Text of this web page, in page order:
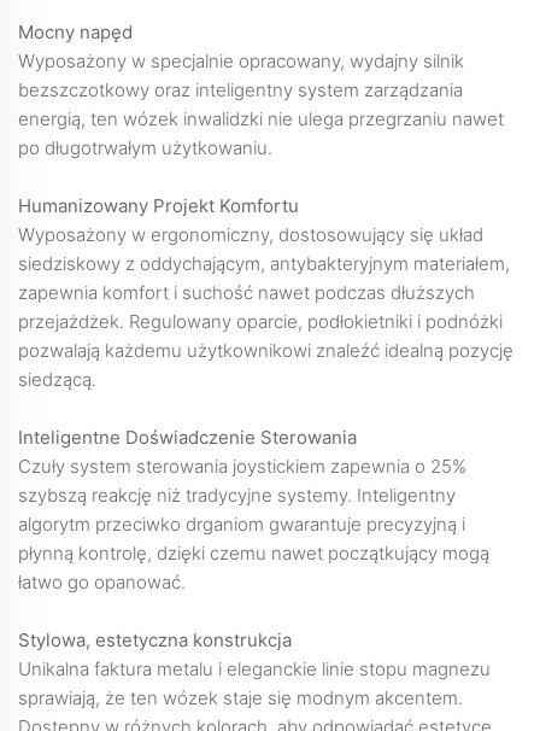
Mocny napęd
Wyposażony w specjalnie opracowany, wydajny silnik
bezszczotkowy oraz inteligentny system zarządzania
energią, ten wózek inwalidzki nie ulega przegrzaniu nawet
po długotrwałym użytkowaniu.
Humanizowany Projekt Komfortu
Wyposażony w ergonomiczny, dostosowujący się układ
siedziskowy z oddychającym, antybakteryjnym materiałem,
zapewnia komfort i suchość nawet podczas dłuższych
przejażdżek. Regulowany oparcie, podłokietniki i podnóżki
pozwalają każdemu użytkownikowi znaleźć idealną pozycję
siedzącą.
Inteligentne Doświadczenie Sterowania
Czuły system sterowania joystickiem zapewnia o 25%
szybszą reakcję niż tradycyjne systemy. Inteligentny
algorytm przeciwko drganiom gwarantuje precyzyjną i
płynną kontrolę, dzięki czemu nawet początkujący mogą
łatwo go opanować.
Stylowa, estetyczna konstrukcja
Unikalna faktura metalu i eleganckie linie stopu magnezu
sprawiają, że ten wózek staje się modnym akcentem.